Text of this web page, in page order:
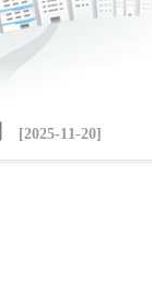
[2025-11-20]